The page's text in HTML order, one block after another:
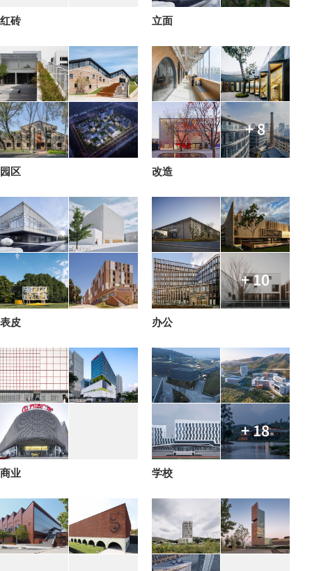
红砖 立面
园区
+ 8
改造
表皮
+ 10
办公
商业
+ 18
学校